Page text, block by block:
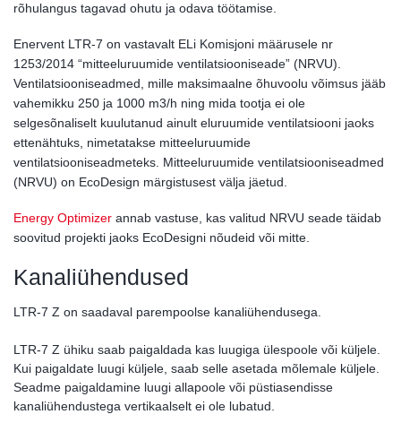
rõhulangus tagavad ohutu ja odava töötamise.
Enervent LTR-7 on vastavalt ELi Komisjoni määrusele nr
1253/2014 “mitteeluruumide ventilatsiooniseade” (NRVU).
Ventilatsiooniseadmed, mille maksimaalne õhuvoolu võimsus jääb
vahemikku 250 ja 1000 m3/h ning mida tootja ei ole
selgesõnaliselt kuulutanud ainult eluruumide ventilatsiooni jaoks
ettenähtuks, nimetatakse mitteeluruumide
ventilatsiooniseadmeteks. Mitteeluruumide ventilatsiooniseadmed
(NRVU) on EcoDesign märgistusest välja jäetud.
Energy Optimizer annab vastuse, kas valitud NRVU seade täidab
soovitud projekti jaoks EcoDesigni nõudeid või mitte.
Kanaliühendused
LTR-7 Z on saadaval parempoolse kanaliühendusega.
LTR-7 Z ühiku saab paigaldada kas luugiga ülespoole või küljele.
Kui paigaldate luugi küljele, saab selle asetada mõlemale küljele.
Seadme paigaldamine luugi allapoole või püstiasendisse
kanaliühendustega vertikaalselt ei ole lubatud.